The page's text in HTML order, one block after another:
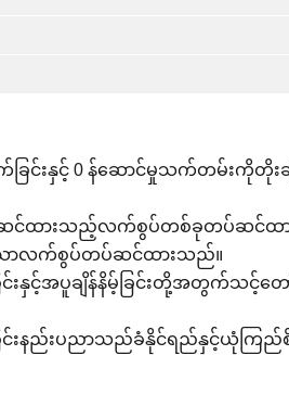
က်ခြင်းနှင့် 0 န်ဆောင်မှုသက်တမ်းကိုတို
တပ်ဆင်ထားသည့်လက်စွပ်တစ်ခုတပ်ဆင်
သောလက်စွပ်တပ်ဆင်ထားသည်။
င်းနှင့်အပူချိန်နိမ့်ခြင်းတို့အတွက်သင့်တ
းနည်းပညာသည်ခံနိုင်ရည်နှင့်ယုံကြည်